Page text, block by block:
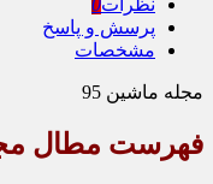
پرسش و پاسخ
مشخصات
مجله ماشین 95
فهرست مطال